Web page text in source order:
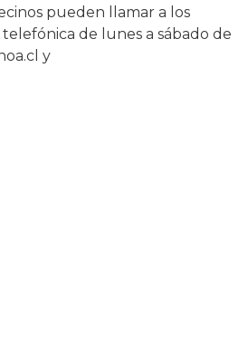
pueden llamar a los
telefónica de lunes a sábado de
y